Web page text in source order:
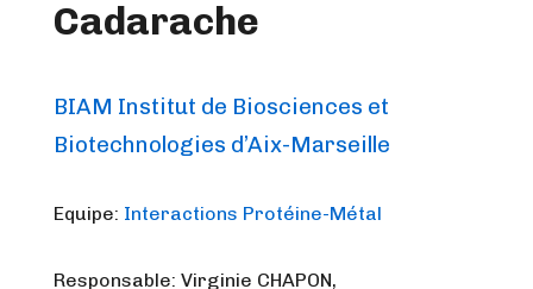
Cadarache
BIAM Institut de Biosciences et
Biotechnologies d’Aix-Marseille
Equipe: Interactions Protéine-Métal
Responsable: Virginie CHAPON,